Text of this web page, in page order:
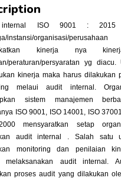
internal ISO 9001 :
instansi/organisasi/
kinerja nya
peraturan/persyaratan yg
kinerja maka harus dilakukan
melaui audit internal.
sistem manajemen
ISO 9001, ISO 14001, ISO 37001
mensyaratkan setap
audit internal . Salah satu
monitoring dan penilaian
melaksanakan audit internal.
proses audit yang dilakukan